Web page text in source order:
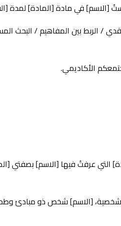
[الاسم] في مادة [المادة] لمدة
/ الربط بين المفاهيم / البحث
الأكاديمي.
عرفتُ فيها [الاسم] بصفتي
[الاسم] شخص ذو مبادئ